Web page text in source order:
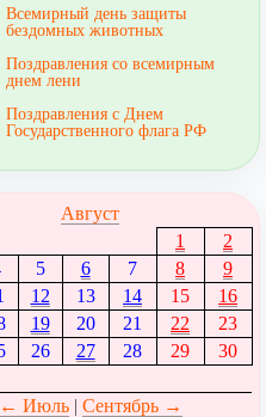
Всемирный день защиты
бездомных животных
Поздравления со всемирным
днем лени
Поздравления с Днем
Государственного флага РФ
Август
1
2
5 6 7 8
9
12 13 14 15
16
19 20 21 22
23
26 27 28 29
30
← Июль| Сентябрь →